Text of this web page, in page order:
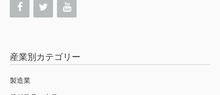
産業別カテゴリー
製造業